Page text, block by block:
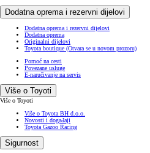
Dodatna oprema i rezervni dijelovi
Dodatna oprema i rezervni dijelovi
Dodatna oprema
Originalni dijelovi
Toyota boutique (Otvara se u novom prozoru)
Pomoć na cesti
Povezane usluge
E-naručivanje na servis
Više o Toyoti
Više o Toyoti
Više o Toyota BH d.o.o.
Novosti i događaji
Toyota Gazoo Racing
Sigurnost